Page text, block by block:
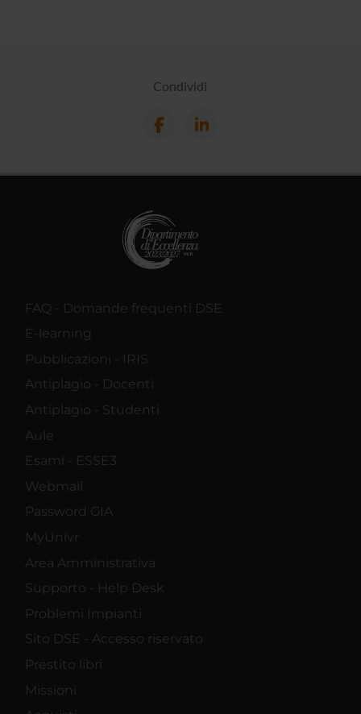
Condividi
FAQ - Domande frequenti DSE
E-learning
Pubblicazioni - IRIS
Antiplagio - Docenti
Antiplagio - Studenti
Aule
Esami - ESSE3
Webmail
Password GIA
MyUnivr
Area Amministrativa
Supporto - Help Desk
Problemi Impianti
Sito DSE - Accesso riservato
Prestito libri
Missioni